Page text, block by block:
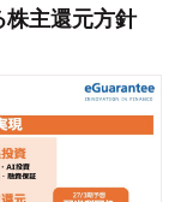
主還元方針